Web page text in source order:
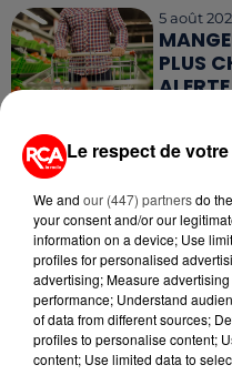
5 août
PLUS
RETROUVEZ TOUTE
RECEVEZ LES
Le respect de
We and our (447) partnersdo
your consent and/or our
information on a device; Use
profiles for personalised
advertising; Measure
performance; Understand
of data from different sources;
profiles to personalise content;
content; Use limited data to